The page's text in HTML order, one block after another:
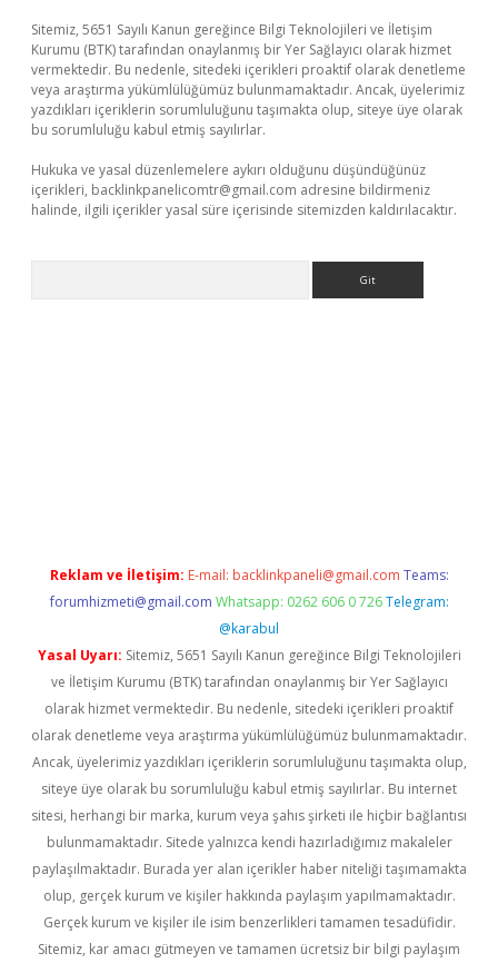
Sitemiz, 5651 Sayılı Kanun gereğince Bilgi Teknolojileri ve İletişim
Kurumu (BTK) tarafından onaylanmış bir Yer Sağlayıcı olarak hizmet
vermektedir. Bu nedenle, sitedeki içerikleri proaktif olarak denetleme
veya araştırma yükümlülüğümüz bulunmamaktadır. Ancak, üyelerimiz
yazdıkları içeriklerin sorumluluğunu taşımakta olup, siteye üye olarak
bu sorumluluğu kabul etmiş sayılırlar.
Hukuka ve yasal düzenlemelere aykırı olduğunu düşündüğünüz
içerikleri, backlinkpanelicomtr@gmail.com adresine bildirmeniz
halinde, ilgili içerikler yasal süre içerisinde sitemizden kaldırılacaktır.
Reklam ve İletişim: E-mail: backlinkpaneli@gmail.com Teams:
forumhizmeti@gmail.com Whatsapp: 0262 606 0 726 Telegram:
@karabul
Yasal Uyarı: Sitemiz, 5651 Sayılı Kanun gereğince Bilgi Teknolojileri
ve İletişim Kurumu (BTK) tarafından onaylanmış bir Yer Sağlayıcı
olarak hizmet vermektedir. Bu nedenle, sitedeki içerikleri proaktif
olarak denetleme veya araştırma yükümlülüğümüz bulunmamaktadır.
Ancak, üyelerimiz yazdıkları içeriklerin sorumluluğunu taşımakta olup,
siteye üye olarak bu sorumluluğu kabul etmiş sayılırlar. Bu internet
sitesi, herhangi bir marka, kurum veya şahıs şirketi ile hiçbir bağlantısı
bulunmamaktadır. Sitede yalnızca kendi hazırladığımız makaleler
paylaşılmaktadır. Burada yer alan içerikler haber niteliği taşımamakta
olup, gerçek kurum ve kişiler hakkında paylaşım yapılmamaktadır.
Gerçek kurum ve kişiler ile isim benzerlikleri tamamen tesadüfidir.
Sitemiz, kar amacı gütmeyen ve tamamen ücretsiz bir bilgi paylaşım